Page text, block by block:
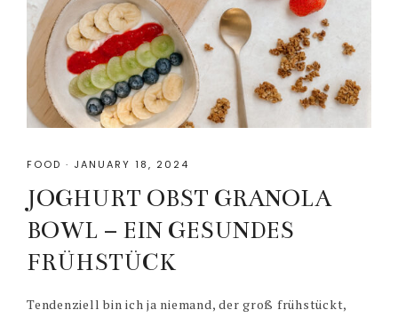
FOOD · JANUARY 18, 2024
JOGHURT OBST GRANOLA
BOWL – EIN GESUNDES
FRÜHSTÜCK
Tendenziell bin ich ja niemand, der groß frühstückt,